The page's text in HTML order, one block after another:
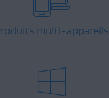
multi-appareils